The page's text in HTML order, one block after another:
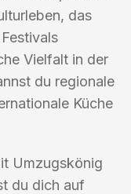
das
Vielfalt in der
du regionale
Küche
Umzugskönig
du dich auf